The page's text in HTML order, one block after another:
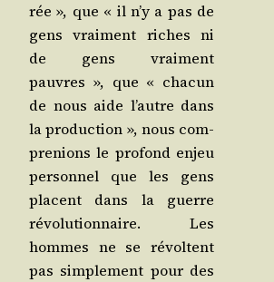
rée », que « il n’y a pas de
gens vrai­ment riches ni
de gens vrai­ment
pauvres », que « cha­cun
de nous aide l’autre dans
la pro­duc­tion », nous com­
pre­nions le pro­fond enjeu
per­son­nel que les gens
placent dans la guerre
révo­lu­tion­naire. Les
hommes ne se révoltent
pas sim­ple­ment pour des